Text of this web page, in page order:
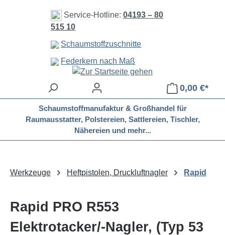
Zum Hauptinhalt springen
Service-Hotline:04193 – 80
515 10
Schaumstoffzuschnitte
Federkern nach Maß
0,00 €*
Schaumstoffmanufaktur & Großhandel für
Raumausstatter, Polstereien, Sattlereien, Tischler,
Nähereien und mehr...
Werkzeuge Heftpistolen, Druckluftnagler Rapid
Rapid PRO R553
Elektrotacker/-Nagler, (Typ 53